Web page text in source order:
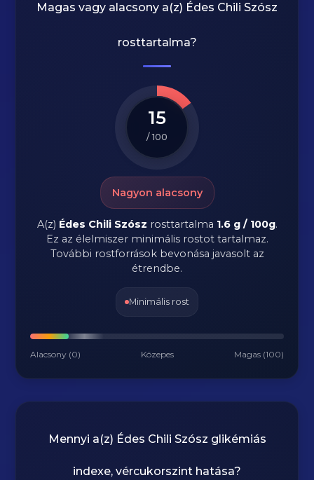
Magas vagy alacsony a(z) Édes Chili Szósz
rosttartalma?
15
/ 100
Nagyon alacsony
A(z) Édes Chili Szósz rosttartalma 1.6 g / 100g.
Ez az élelmiszer minimális rostot tartalmaz.
További rostforrások bevonása javasolt az
étrendbe.
Minimális rost
Alacsony (0) Közepes Magas (100)
Mennyi a(z) Édes Chili Szósz glikémiás
indexe, vércukorszint hatása?